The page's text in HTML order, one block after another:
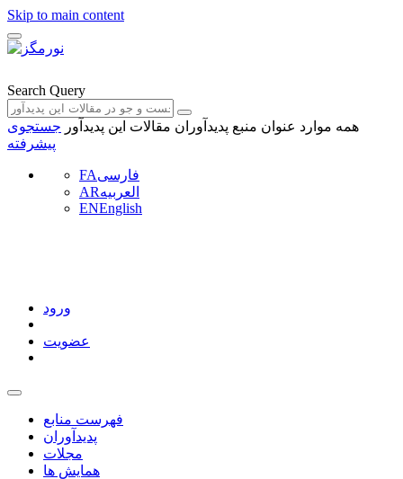
Skip to main content
Search Query
همه موارد عنوان منبع پدیدآوران مقالات این پدیدآور جستجوی
پیشرفته
FAفارسی
ARالعربیه
ENEnglish
ورود
عضویت
فهرست منابع
پدیدآوران
مجلات
همایش ها